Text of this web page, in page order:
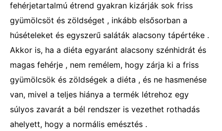
fehérjetartalmú étrend gyakran kizárják sok friss
gyümölcsöt és zöldséget , inkább elsősorban a
húsételeket és egyszerű saláták alacsony tápértéke .
Akkor is, ha a diéta egyaránt alacsony szénhidrát és
magas fehérje , nem remélem, hogy zárja ki a friss
gyümölcsök és zöldségek a diéta , és ne hasmenése
van, mivel a teljes hiánya a termék létrehoz egy
súlyos zavarát a bél rendszer is vezethet rothadás
ahelyett, hogy a normális emésztés .